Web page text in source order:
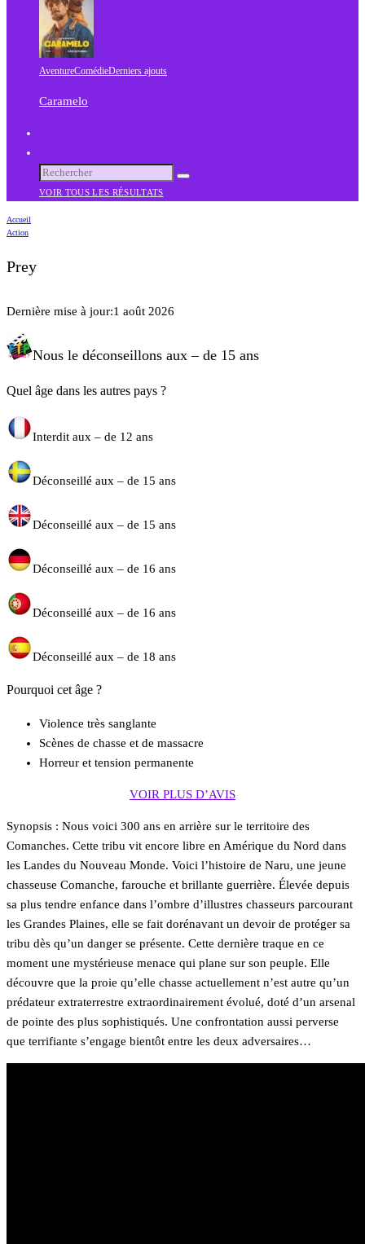
AventureComédieDerniers ajouts
Caramelo
VOIR TOUS LES RÉSULTATS
Accueil
Action
Prey
Dernière mise à jour:1 août 2026
Nous le déconseillons aux – de 15 ans
Quel âge dans les autres pays ?
Interdit aux – de 12 ans
Déconseillé aux – de 15 ans
Déconseillé aux – de 15 ans
Déconseillé aux – de 16 ans
Déconseillé aux – de 16 ans
Déconseillé aux – de 18 ans
Pourquoi cet âge ?
Violence très sanglante
Scènes de chasse et de massacre
Horreur et tension permanente
VOIR PLUS D’AVIS
Synopsis : Nous voici 300 ans en arrière sur le territoire des
Comanches. Cette tribu vit encore libre en Amérique du Nord dans
les Landes du Nouveau Monde. Voici l’histoire de Naru, une jeune
chasseuse Comanche, farouche et brillante guerrière. Élevée depuis
sa plus tendre enfance dans l’ombre d’illustres chasseurs parcourant
les Grandes Plaines, elle se fait dorénavant un devoir de protéger sa
tribu dès qu’un danger se présente. Cette dernière traque en ce
moment une mystérieuse menace qui plane sur son peuple. Elle
découvre que la proie qu’elle chasse actuellement n’est autre qu’un
prédateur extraterrestre extraordinairement évolué, doté d’un arsenal
de pointe des plus sophistiqués. Une confrontation aussi perverse
que terrifiante s’engage bientôt entre les deux adversaires…